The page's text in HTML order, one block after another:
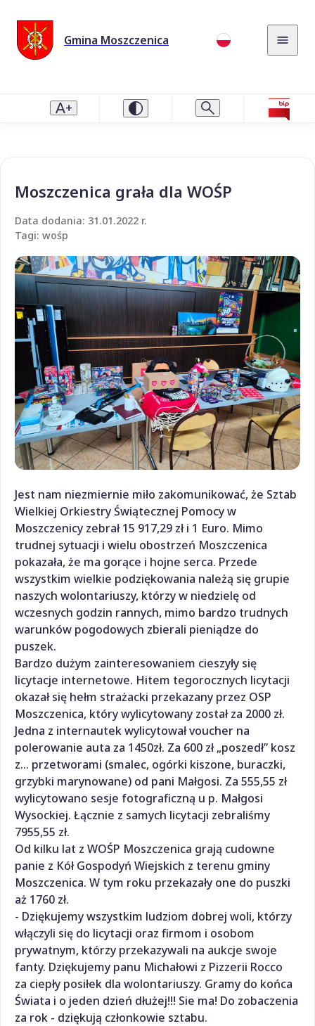
Gmina Moszczenica
Moszczenica grała dla WOŚP
Data dodania: 31.01.2022 r.
Tagi: wośp
Jest nam niezmiernie miło zakomunikować, że Sztab
Wielkiej Orkiestry Świątecznej Pomocy w
Moszczenicy zebrał 15 917,29 zł i 1 Euro. Mimo
trudnej sytuacji i wielu obostrzeń Moszczenica
pokazała, że ma gorące i hojne serca. Przede
wszystkim wielkie podziękowania należą się grupie
naszych wolontariuszy, którzy w niedzielę od
wczesnych godzin rannych, mimo bardzo trudnych
warunków pogodowych zbierali pieniądze do
puszek.
Bardzo dużym zainteresowaniem cieszyły się
licytacje internetowe. Hitem tegorocznych licytacji
okazał się hełm strażacki przekazany przez OSP
Moszczenica, który wylicytowany został za 2000 zł.
Jedna z internautek wylicytował voucher na
polerowanie auta za 1450zł. Za 600 zł „poszedł” kosz
z… przetworami (smalec, ogórki kiszone, buraczki,
grzybki marynowane) od pani Małgosi. Za 555,55 zł
wylicytowano sesje fotograficzną u p. Małgosi
Wysockiej. Łącznie z samych licytacji zebraliśmy
7955,55 zł.
Od kilku lat z WOŚP Moszczenica grają cudowne
panie z Kół Gospodyń Wiejskich z terenu gminy
Moszczenica. W tym roku przekazały one do puszki
aż 1760 zł.
- Dziękujemy wszystkim ludziom dobrej woli, którzy
włączyli się do licytacji oraz firmom i osobom
prywatnym, którzy przekazywali na aukcje swoje
fanty. Dziękujemy panu Michałowi z Pizzerii Rocco
za ciepły posiłek dla wolontariuszy. Gramy do końca
Świata i o jeden dzień dłużej!!! Sie ma! Do zobaczenia
za rok - dziękują członkowie sztabu.